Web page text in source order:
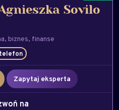
Sovilo
biznes finanse
telefon
Zapytaj eksperta
na